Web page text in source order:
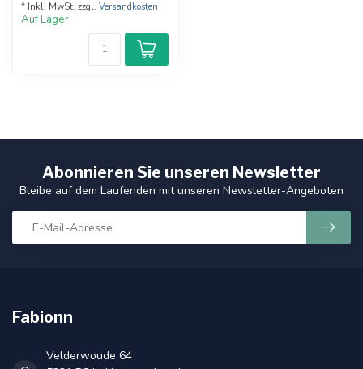
* Inkl. MwSt. zzgl. Versandkosten
Auf Lager
Abonnieren Sie unseren Newsletter
Bleibe auf dem Laufenden mit unseren Newsletter-Angeboten
Fabionn
Velderwoude 64